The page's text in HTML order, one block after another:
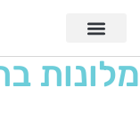
מלונות